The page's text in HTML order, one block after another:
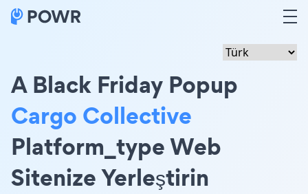
A Black Friday Popup
Cargo Collective
Platform_type Web
Sitenize Yerleştirin